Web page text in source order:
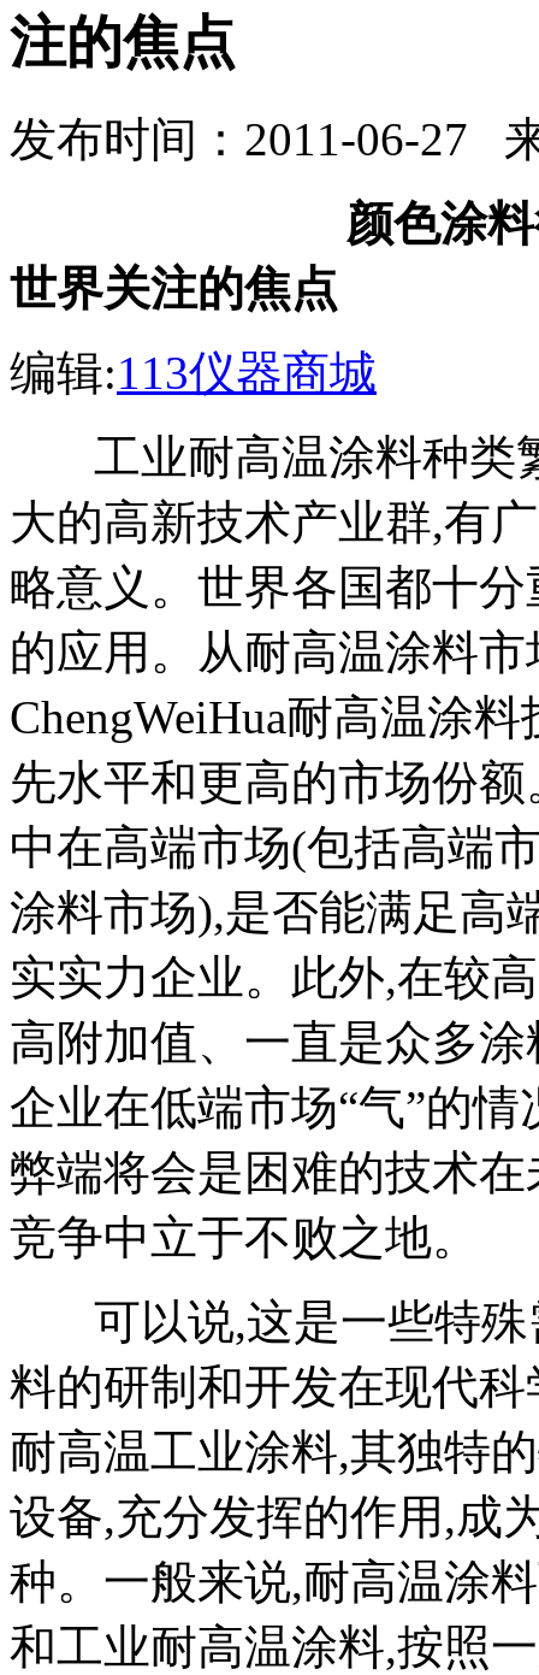
注的焦点
发布时间：2011-06-27
颜色涂料行业中
世界关注的焦点
编辑:113仪器商城
工业耐高温涂料种类
大的高新技术产业群,有
略意义。世界各国都十
的应用。从耐高温涂料
ChengWeiHua耐高温涂
先水平和更高的市场份
中在高端市场(包括高端
涂料市场),是否能满足高
实实力企业。此外,在较
高附加值、一直是众多
企业在低端市场“气”的
弊端将会是困难的技术
竞争中立于不败之地。
可以说,这是一些特殊
料的研制和开发在现代
耐高温工业涂料,其独特
设备,充分发挥的作用,成
种。一般来说,耐高温涂
和工业耐高温涂料,按照